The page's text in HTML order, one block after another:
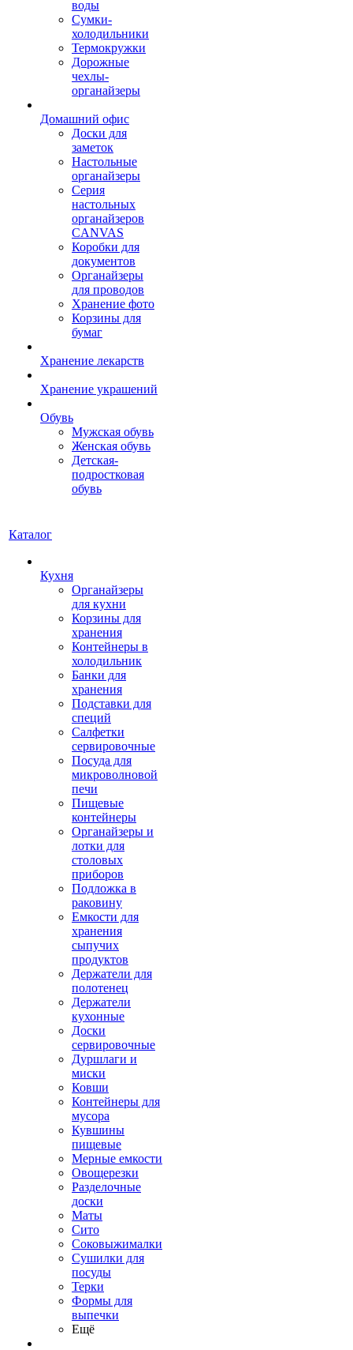
воды
Сумки-
холодильники
Термокружки
Дорожные
чехлы-
органайзеры
Домашний офис
Доски для
заметок
Настольные
органайзеры
Серия
настольных
органайзеров
CANVAS
Коробки для
документов
Органайзеры
для проводов
Хранение фото
Корзины для
бумаг
Хранение лекарств
Хранение украшений
Обувь
Мужская обувь
Женская обувь
Детская-
подростковая
обувь
Каталог
Кухня
Органайзеры
для кухни
Корзины для
хранения
Контейнеры в
холодильник
Банки для
хранения
Подставки для
специй
Салфетки
сервировочные
Посуда для
микроволновой
печи
Пищевые
контейнеры
Органайзеры и
лотки для
столовых
приборов
Подложка в
раковину
Емкости для
хранения
сыпучих
продуктов
Держатели для
полотенец
Держатели
кухонные
Доски
сервировочные
Дуршлаги и
миски
Ковши
Контейнеры для
мусора
Кувшины
пищевые
Мерные емкости
Овощерезки
Разделочные
доски
Маты
Сито
Соковыжималки
Сушилки для
посуды
Терки
Формы для
выпечки
Ещё